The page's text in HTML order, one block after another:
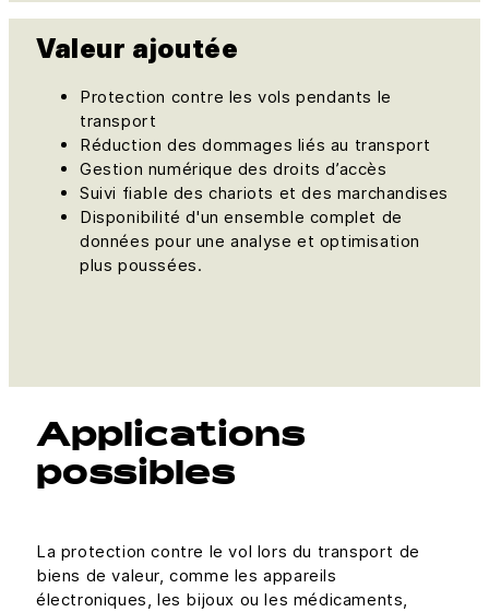
Valeur ajoutée
Protection contre les vols pendants le
transport
Réduction des dommages liés au transport
Gestion numérique des droits d’accès
Suivi fiable des chariots et des marchandises
Disponibilité d'un ensemble complet de
données pour une analyse et optimisation
plus poussées.
Applications
possibles
La protection contre le vol lors du transport de
biens de valeur, comme les appareils
électroniques, les bijoux ou les médicaments,